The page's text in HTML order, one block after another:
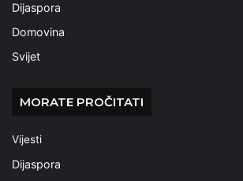
Dijaspora
Domovina
Svijet
MORATE PROČITATI
Vijesti
Dijaspora